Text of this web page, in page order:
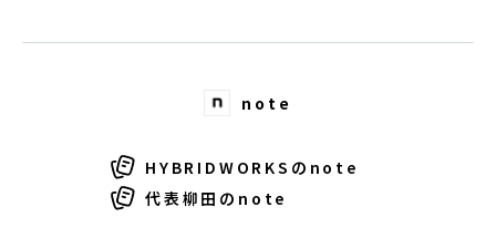
note
HYBRIDWORKSのnote
代表柳田のnote